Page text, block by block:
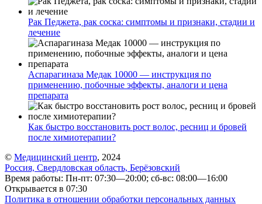
Рак Педжета, рак соска: симптомы и признаки, стадии и
лечение
Аспарагиназа Медак 10000 — инструкция по
применению, побочные эффекты, аналоги и цена
препарата
Как быстро восстановить рост волос, ресниц и бровей
после химиотерапии?
© Медицинский центр, 2024
Россия, Свердловская область, Берёзовский
Время работы: Пн-пт: 07:30—20:00; сб-вс: 08:00—16:00
Открывается в 07:30
Политика в отношении обработки персональных данных